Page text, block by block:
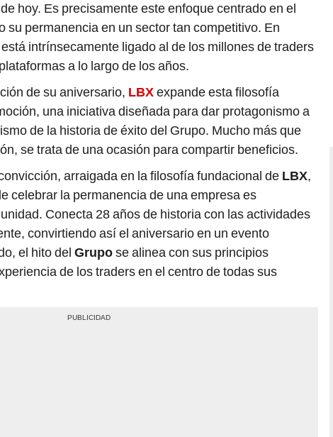
hoy. Es precisamente este enfoque centrado en el
su permanencia en un sector tan competitivo. En
intrínsecamente ligado al de los millones de traders
a lo largo de los años.
de su aniversario, LBXexpande esta filosofía
una iniciativa diseñada para dar protagonismo a
de la historia de éxito del Grupo. Mucho más que
se trata de una ocasión para compartir beneficios.
arraigada en la filosofía fundacional de LBX,
celebrar la permanencia de una empresa es
Conecta 28 años de historia con las actividades
convirtiendo así el aniversario en un evento
el hito del Grupose alinea con sus principios
de los traders en el centro de todas sus